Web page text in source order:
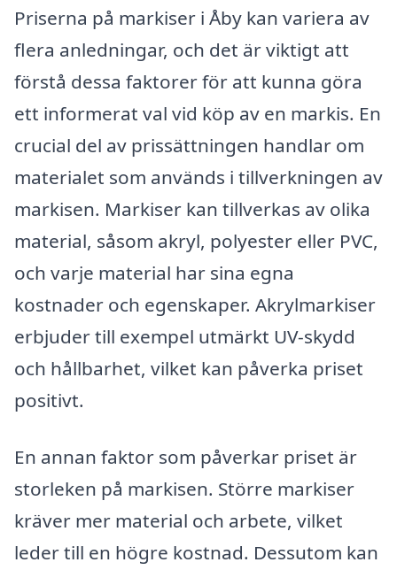
Priserna på markiser i Åby kan variera av
flera anledningar, och det är viktigt att
förstå dessa faktorer för att kunna göra
ett informerat val vid köp av en markis. En
crucial del av prissättningen handlar om
materialet som används i tillverkningen av
markisen. Markiser kan tillverkas av olika
material, såsom akryl, polyester eller PVC,
och varje material har sina egna
kostnader och egenskaper. Akrylmarkiser
erbjuder till exempel utmärkt UV-skydd
och hållbarhet, vilket kan påverka priset
positivt.
En annan faktor som påverkar priset är
storleken på markisen. Större markiser
kräver mer material och arbete, vilket
leder till en högre kostnad. Dessutom kan